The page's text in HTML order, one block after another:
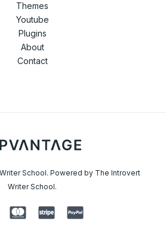
Themes
Youtube
Plugins
About
Contact
School. Powered by The Introvert
Writer School.